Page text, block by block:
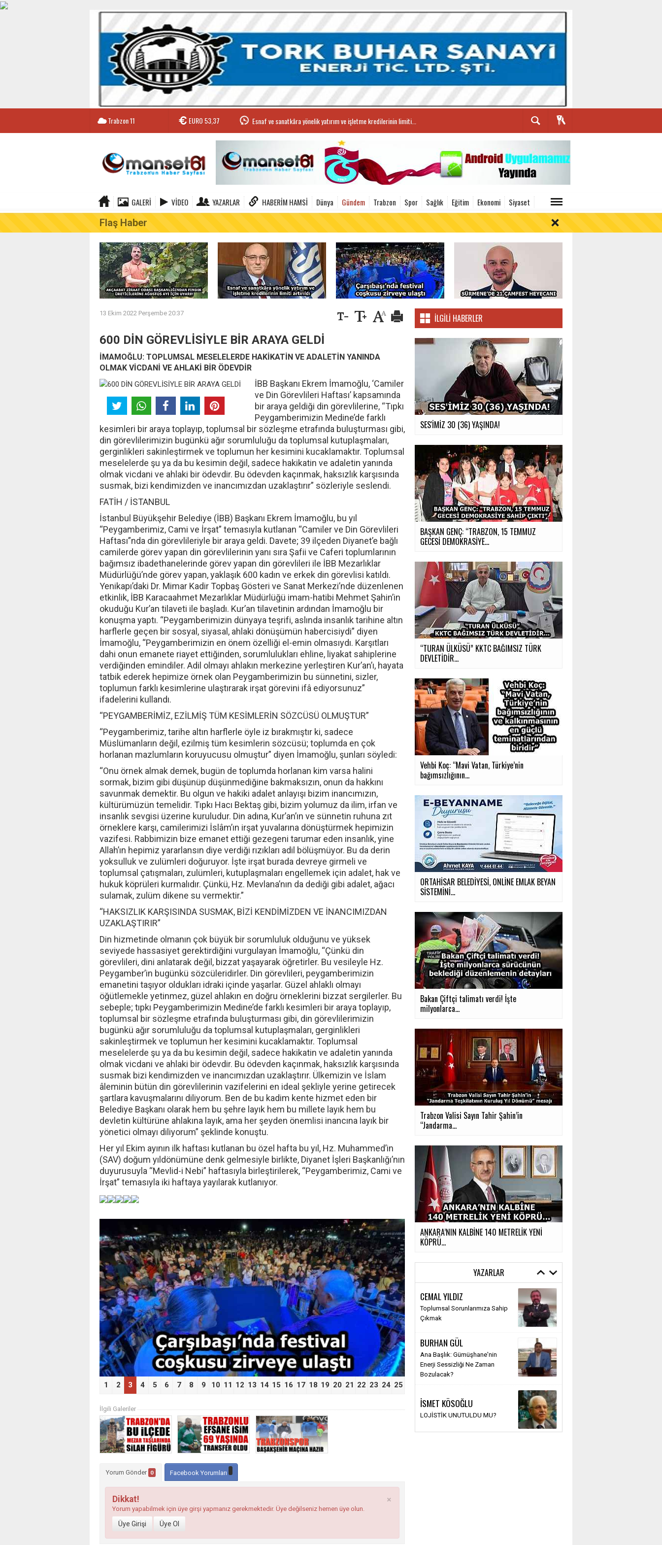
Trabzon11 EURO53,37 Esnaf ve sanatkâra yönelik yatırım ve işletme kredilerinin limiti...
GALERI VIDEO YAZARLAR HABERIM HAMSI Dünya Gündem Trabzon Spor Sağlık Eğitim Ekonomi Siyaset
Flaş Haber
AKÇAABAT ZİRAAT ODASI BAŞKANLIĞINDAN FINDIK ÜRETİCİLERİNE AĞUSTOS AYI İÇİN UYARI!
13 Ekim 2022 Perşembe 20:37
600 DİN GÖREVLİSİYLE BİR ARAYA GELDİ
İMAMOĞLU: TOPLUMSAL MESELELERDE HAKİKATİN VE ADALETİN YANINDA
OLMAK VİCDANİ VE AHLAKİ BİR ÖDEVDİR
İBB Başkanı Ekrem İmamoğlu, ‘Camiler
ve Din Görevlileri Haftası’ kapsamında
bir araya geldiği din görevlilerine, “Tıpkı
Peygamberimizin Medine’de farklı
kesimleri bir araya toplayıp, toplumsal bir sözleşme etrafında buluşturması gibi,
din görevlilerimizin bugünkü ağır sorumluluğu da toplumsal kutuplaşmaları,
gerginlikleri sakinleştirmek ve toplumun her kesimini kucaklamaktır. Toplumsal
meselelerde şu ya da bu kesimin değil, sadece hakikatin ve adaletin yanında
olmak vicdani ve ahlaki bir ödevdir. Bu ödevden kaçınmak, haksızlık karşısında
susmak, bizi kendimizden ve inancımızdan uzaklaştırır” sözleriyle seslendi.
FATİH / İSTANBUL
İstanbul Büyükşehir Belediye (İBB) Başkanı Ekrem İmamoğlu, bu yıl
“Peygamberimiz, Cami ve İrşat” temasıyla kutlanan “Camiler ve Din Görevlileri
Haftası”nda din görevlileriyle bir araya geldi. Davete; 39 ilçeden Diyanet’e bağlı
camilerde görev yapan din görevlilerinin yanı sıra Şafii ve Caferi toplumlarının
bağımsız ibadethanelerinde görev yapan din görevlileri ile İBB Mezarlıklar
Müdürlüğü’nde görev yapan, yaklaşık 600 kadın ve erkek din görevlisi katıldı.
Yenikapı’daki Dr. Mimar Kadir Topbaş Gösteri ve Sanat Merkezi’nde düzenlenen
etkinlik, İBB Karacaahmet Mezarlıklar Müdürlüğü imam-hatibi Mehmet Şahin’in
okuduğu Kur’an tilaveti ile başladı. Kur’an tilavetinin ardından İmamoğlu bir
konuşma yaptı. “Peygamberimizin dünyaya teşrifi, aslında insanlık tarihine altın
harflerle geçen bir sosyal, siyasal, ahlaki dönüşümün habercisiydi” diyen
İmamoğlu, “Peygamberimizin en önem özelliği el-emin olmasıydı. Karşıtları
dahi onun emanete riayet ettiğinden, sorumlulukları ehline, liyakat sahiplerine
verdiğinden emindiler. Adil olmayı ahlakın merkezine yerleştiren Kur’an’ı, hayata
tatbik ederek hepimize örnek olan Peygamberimizin bu sünnetini, sizler,
toplumun farklı kesimlerine ulaştırarak irşat görevini ifâ ediyorsunuz”
ifadelerini kullandı.
“PEYGAMBERİMİZ, EZİLMİŞ TÜM KESİMLERİN SÖZCÜSÜ OLMUŞTUR”
“Peygamberimiz, tarihe altın harflerle öyle iz bırakmıştır ki, sadece
Müslümanların değil, ezilmiş tüm kesimlerin sözcüsü; toplumda en çok
horlanan mazlumların koruyucusu olmuştur” diyen İmamoğlu, şunları söyledi:
“Onu örnek almak demek, bugün de toplumda horlanan kim varsa halini
sormak, bizim gibi düşünüp düşünmediğine bakmaksızın, onun da hakkını
savunmak demektir. Bu olgun ve hakiki adalet anlayışı bizim inancımızın,
kültürümüzün temelidir. Tıpkı Hacı Bektaş gibi, bizim yolumuz da ilim, irfan ve
insanlık sevgisi üzerine kuruludur. Din adına, Kur’an’ın ve sünnetin ruhuna zıt
örneklere karşı, camilerimizi İslâm’ın irşat yuvalarına dönüştürmek hepimizin
vazifesi. Rabbimizin bize emanet ettiği gezegeni tarumar eden insanlık, yine
Allah’ın hepimiz yararlansın diye verdiği rızıkları adil bölüşmüyor. Bu da derin
yoksulluk ve zulümleri doğuruyor. İşte irşat burada devreye girmeli ve
toplumsal çatışmaları, zulümleri, kutuplaşmaları engellemek için adalet, hak ve
hukuk köprüleri kurmalıdır. Çünkü, Hz. Mevlana’nın da dediği gibi adalet, ağacı
sulamak, zulüm dikene su vermektir.”
“HAKSIZLIK KARŞISINDA SUSMAK, BİZİ KENDİMİZDEN VE İNANCIMIZDAN
UZAKLAŞTIRIR”
Din hizmetinde olmanın çok büyük bir sorumluluk olduğunu ve yüksek
seviyede hassasiyet gerektirdiğini vurgulayan İmamoğlu, “Çünkü din
görevlileri, dini anlatarak değil, bizzat yaşayarak öğretirler. Bu vesileyle Hz.
Peygamber’in bugünkü sözcüleridirler. Din görevlileri, peygamberimizin
emanetini taşıyor oldukları idraki içinde yaşarlar. Güzel ahlaklı olmayı
öğütlemekle yetinmez, güzel ahlakın en doğru örneklerini bizzat sergilerler. Bu
sebeple; tıpkı Peygamberimizin Medine’de farklı kesimleri bir araya toplayıp,
toplumsal bir sözleşme etrafında buluşturması gibi, din görevlilerimizin
bugünkü ağır sorumluluğu da toplumsal kutuplaşmaları, gerginlikleri
sakinleştirmek ve toplumun her kesimini kucaklamaktır. Toplumsal
meselelerde şu ya da bu kesimin değil, sadece hakikatin ve adaletin yanında
olmak vicdani ve ahlaki bir ödevdir. Bu ödevden kaçınmak, haksızlık karşısında
susmak bizi kendimizden ve inancımızdan uzaklaştırır. Ülkemizin ve İslam
âleminin bütün din görevlilerinin vazifelerini en ideal şekliyle yerine getirecek
şartlara kavuşmalarını diliyorum. Ben de bu kadim kente hizmet eden bir
Belediye Başkanı olarak hem bu şehre layık hem bu millete layık hem bu
devletin kültürüne ahlakına layık, ama her şeyden önemlisi inancına layık bir
yönetici olmayı diliyorum” şeklinde konuştu.
Her yıl Ekim ayının ilk haftası kutlanan bu özel hafta bu yıl, Hz. Muhammed’in
(SAV) doğum yıldönümüne denk gelmesiyle birlikte, Diyanet İşleri Başkanlığı’nın
duyurusuyla “Mevlid-i Nebi” haftasıyla birleştirilerek, “Peygamberimiz, Cami ve
İrşat” temasıyla iki haftaya yayılarak kutlanıyor.
1 2 3 4 5 6 7 8 9 10 11 12 13 14 15 16 17 18 19 20 21 22 23 24 25
İlgili Galeriler
Yorum Gönder 0 Facebook Yorumları
×
Dikkat!
Yorum yapabilmek için üye girşi yapmanız gerekmektedir. Üye değilseniz hemen üye olun.
Üye Girişi Üye Ol
İLGILI HABERLER
SES'İMİZ 30 (36) YAŞINDA!
BAŞKAN GENÇ: “TRABZON, 15 TEMMUZ
GECESİ DEMOKRASİYE...
“TURAN ÜLKÜSÜ” KKTC BAĞIMSIZ TÜRK
DEVLETİDİR…
Vehbi Koç: “Mavi Vatan, Türkiye’nin
bağımsızlığının...
ORTAHİSAR BELEDİYESİ, ONLİNE EMLAK BEYAN
SİSTEMİNİ...
Bakan Çiftçi talimatı verdi! İşte
milyonlarca...
Trabzon Valisi Sayın Tahir Şahin’in
“Jandarma...
ANKARA’NIN KALBİNE 140 METRELİK YENİ
KÖPRÜ…
YAZARLAR
CEMAL YILDIZ
Toplumsal Sorunlarımıza Sahip
Çıkmak
BURHAN GÜL
Ana Başlık: Gümüşhane'nin
Enerji Sessizliği Ne Zaman
Bozulacak?
İSMET KÖSOĞLU
LOJİSTİK UNUTULDU MU?